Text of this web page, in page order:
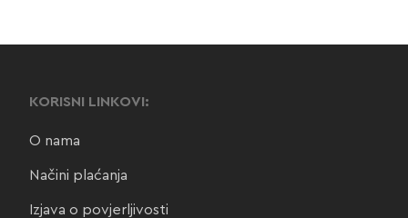
KORISNI LINKOVI:
O nama
Načini plaćanja
Izjava o povjerljivosti